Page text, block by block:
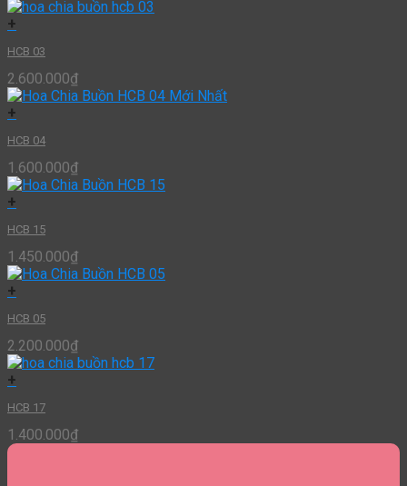
+
HCB 03
2.600.000₫
+
HCB 04
1.600.000₫
+
HCB 15
1.450.000₫
+
HCB 05
2.200.000₫
+
HCB 17
1.400.000₫